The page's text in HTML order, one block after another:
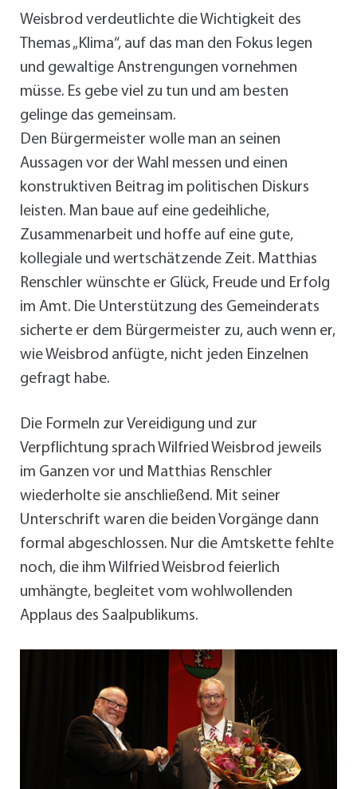
Weisbrod verdeutlichte die Wichtigkeit des
Themas „Klima“, auf das man den Fokus legen
und gewaltige Anstrengungen vornehmen
müsse. Es gebe viel zu tun und am besten
gelinge das gemeinsam.
Den Bürgermeister wolle man an seinen
Aussagen vor der Wahl messen und einen
konstruktiven Beitrag im politischen Diskurs
leisten. Man baue auf eine gedeihliche,
Zusammenarbeit und hoffe auf eine gute,
kollegiale und wertschätzende Zeit. Matthias
Renschler wünschte er Glück, Freude und Erfolg
im Amt. Die Unterstützung des Gemeinderats
sicherte er dem Bürgermeister zu, auch wenn er,
wie Weisbrod anfügte, nicht jeden Einzelnen
gefragt habe.
Die Formeln zur Vereidigung und zur
Verpflichtung sprach Wilfried Weisbrod jeweils
im Ganzen vor und Matthias Renschler
wiederholte sie anschließend. Mit seiner
Unterschrift waren die beiden Vorgänge dann
formal abgeschlossen. Nur die Amtskette fehlte
noch, die ihm Wilfried Weisbrod feierlich
umhängte, begleitet vom wohlwollenden
Applaus des Saalpublikums.